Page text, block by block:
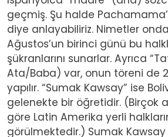
geçmiş. Şu halde
diye anlayabiliriz. Nimetler
Ağustos’un birinci günü bu
şükranlarını sunarlar. Ayrıca
Ata/Baba) var, onun töreni de
yapılır. “Sumak Kawsay” ise
gelenekte bir öğretidir. (Birçok
göre Latin Amerika yerli
görülmektedir.) Sumak Kawsay